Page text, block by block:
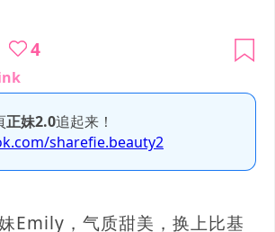
4
正妹2.0追起来！
sharefie.beauty2
Emily，气质甜美，换上比基